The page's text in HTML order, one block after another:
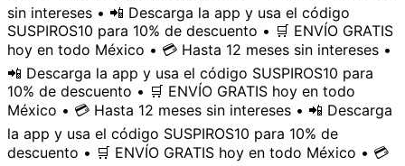
sin intereses • 📲 Descarga la app y usa el código
SUSPIROS10 para 10% de descuento • 🛒 ENVÍO GRATIS
hoy en todo México • 💳 Hasta 12 meses sin intereses •
📲 Descarga la app y usa el código SUSPIROS10 para
10% de descuento • 🛒 ENVÍO GRATIS hoy en todo
México • 💳 Hasta 12 meses sin intereses • 📲 Descarga
la app y usa el código SUSPIROS10 para 10% de
descuento • 🛒 ENVÍO GRATIS hoy en todo México • 💳